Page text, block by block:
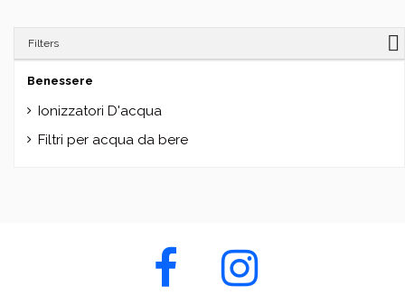
Filters
Benessere
Ionizzatori D'acqua
Filtri per acqua da bere